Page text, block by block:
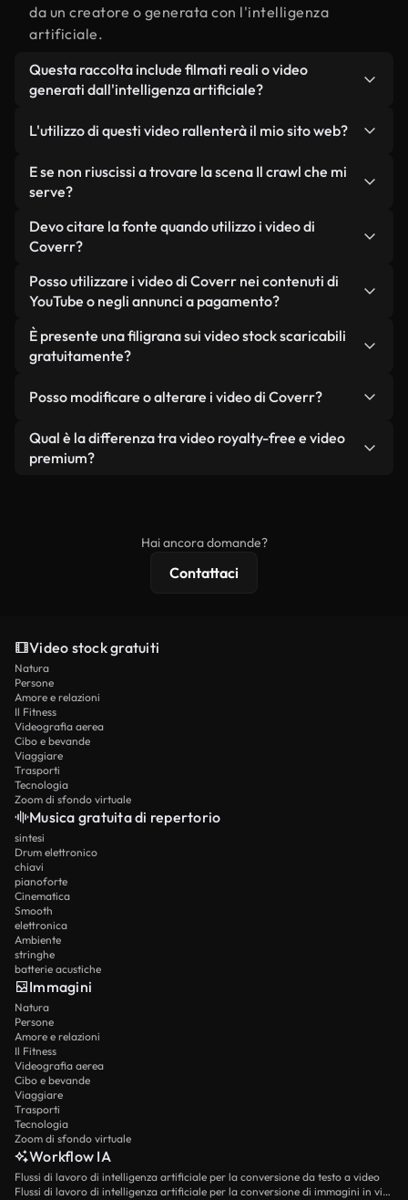
da un creatore o generata con l'intelligenza
artificiale.
Questa raccolta include filmati reali o video
generati dall'intelligenza artificiale?
da filmati reali, girati da persone, relativi a Il
crawl, e da video generati dall'intelligenza
artificiale. Ogni video è chiaramente etichettato,
L'utilizzo di questi video rallenterà il mio sito web?
Non se scegli le nostre versioni ottimizzate.
Offriamo formati leggeri e pronti per il web,
mantengono alta la qualità, riducono al minimo i
tempi di caricamento e migliorano parametri
come LCP.
E se non riuscissi a trovare la scena Il crawl che mi
serve?
Puoi crearne uno all'istante utilizzando Coverr AI
Studio. Ti basta descrivere la scena, ad esempio "Il
secondi un video personalizzato in conformità con
i nostri standard di licenza.
Devo citare la fonte quando utilizzo i video di
Coverr?
Non è richiesto alcun riconoscimento dell'autore.
Tutti i video presenti nella nostra libreria sono
senza citare il creatore, sebbene sia sempre
gradito.
Posso utilizzare i video di Coverr nei contenuti di
YouTube o negli annunci a pagamento?
Sì. Tutti i filmati di Coverr possono essere utilizzati
in video monetizzati su YouTube, promozioni sui
condizione che non si rivendano o ridistribuiscano
È presente una filigrana sui video stock scaricabili
gratuitamente?
reali o generati dall'intelligenza artificiale, include
filigrane. Avrai a disposizione filmati puliti e pronti
all'uso.
Posso modificare o alterare i video di Coverr?
Sì. Siete liberi di tagliare, ritagliare o remixare i
nostri video. Assicuratevi solo che il prodotto
Qual è la differenza tra video royalty-free e video
premium?
Hai ancora domande?
Contattaci
Video stock gratuiti
Natura
Persone
Amore e relazioni
Il Fitness
Videografia aerea
Cibo e bevande
Viaggiare
Trasporti
Tecnologia
Zoom di sfondo virtuale
Musica gratuita di repertorio
sintesi
Drum elettronico
chiavi
pianoforte
Cinematica
Smooth
elettronica
Ambiente
stringhe
batterie acustiche
Immagini
Natura
Persone
Amore e relazioni
Il Fitness
Videografia aerea
Cibo e bevande
Viaggiare
Trasporti
Tecnologia
Zoom di sfondo virtuale
Workflow IA
Flussi di lavoro di intelligenza artificiale per la conversione da testo a video
Flussi di lavoro di intelligenza artificiale per la conversione di immagini in video